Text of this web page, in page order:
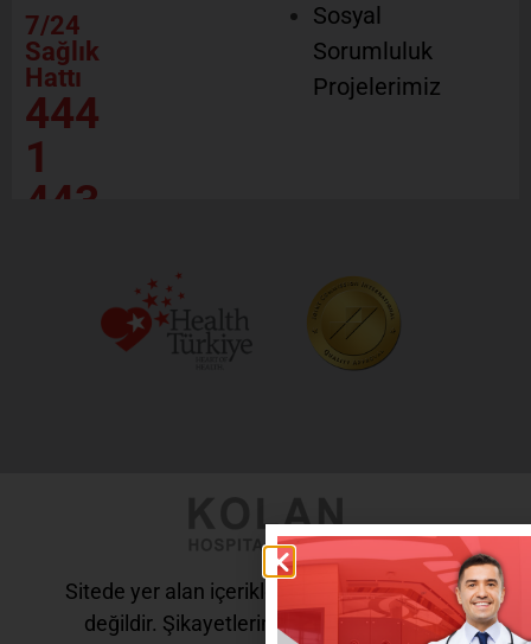
7/24
Sağlık
Hattı
444
1
443
Sosyal
Sorumluluk
Projelerimiz
Sitede yer alan içerikler tanı ve tedavi amaçlı
değildir. Şikayetleriniz için doktorunuza